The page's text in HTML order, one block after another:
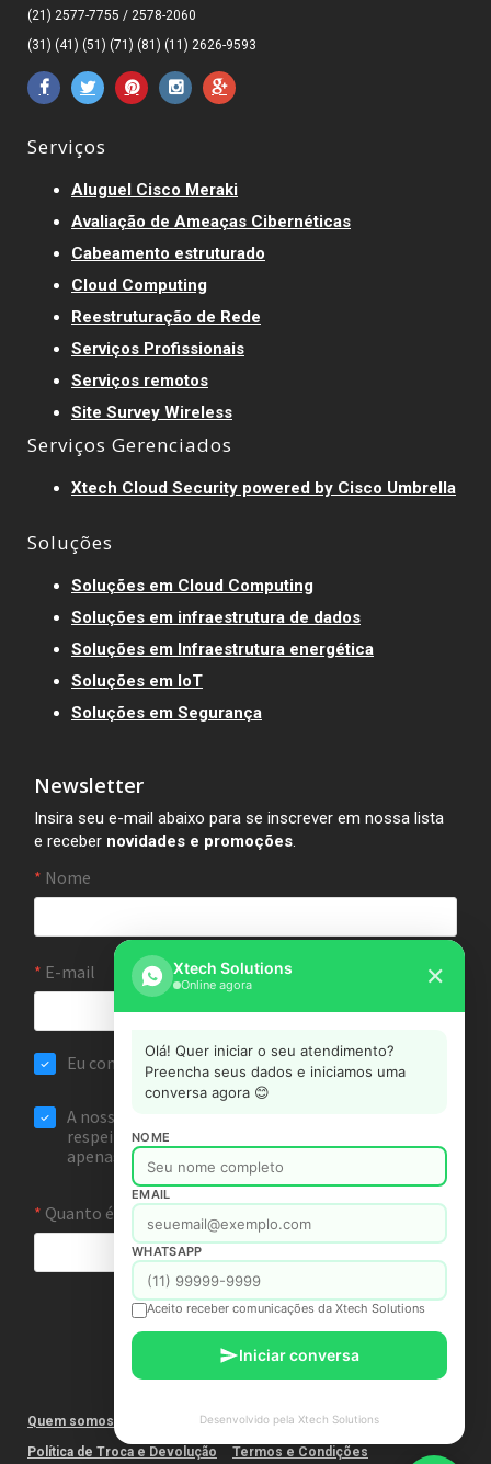
(21) 2577-7755 / 2578-2060
(31) (41) (51) (71) (81) (11) 2626-9593
Serviços
Aluguel Cisco Meraki
Avaliação de Ameaças Cibernéticas
Cabeamento estruturado
Cloud Computing
Reestruturação de Rede
Serviços Profissionais
Serviços remotos
Site Survey Wireless
Serviços Gerenciados
Xtech Cloud Security powered by Cisco Umbrella
Soluções
Soluções em Cloud Computing
Soluções em infraestrutura de dados
Soluções em Infraestrutura energética
Soluções em IoT
Soluções em Segurança
Newsletter
Insira seu e-mail abaixo para se inscrever em nossa lista
e receber novidades e promoções
Quem somos Fale Conosco
Política de Privacidade
Política de Troca e Devolução
Termos e Condições
Xtech Solutions
Online agora ✕
Olá! Quer iniciar o seu atendimento?
Preencha seus dados e iniciamos uma
conversa agora 😊
NOME
EMAIL
WHATSAPP
Aceito receber comunicações da Xtech Solutions
Iniciar conversa
Desenvolvido pela Xtech Solutions